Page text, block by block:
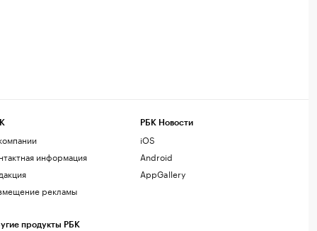
информация
рекламы
продукты РБК
РБК Новости
iOS
Android
AppGallery